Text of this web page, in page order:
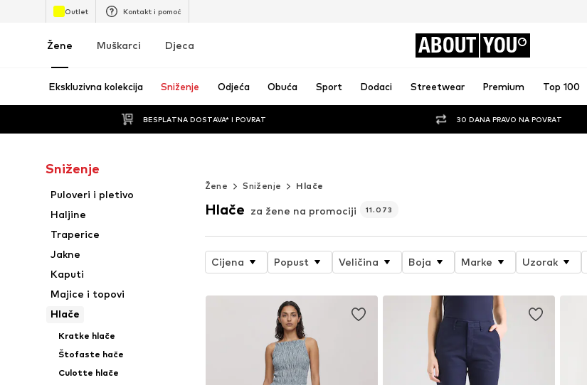
Outlet Kontakt i pomoć
Žene Muškarci Djeca ABOUT YOU
Ekskluzivna kolekcija Sniženje Odjeća Obuća Sport Dodaci Streetwear Premium Top 100
BESPLATNA DOSTAVA* I POVRAT 30 DANA PRAVO NA POVRAT
Sniženje
Puloveri i pletivo
Haljine
Traperice
Jakne
Kaputi
Majice i topovi
Hlače
Kratke hlače
Štofaste hače
Culotte hlače
Žene
Sniženje Hlače
Hlače za žene na promociji 11.073
Cijena Popust Veličina Boja Marke Uzorak